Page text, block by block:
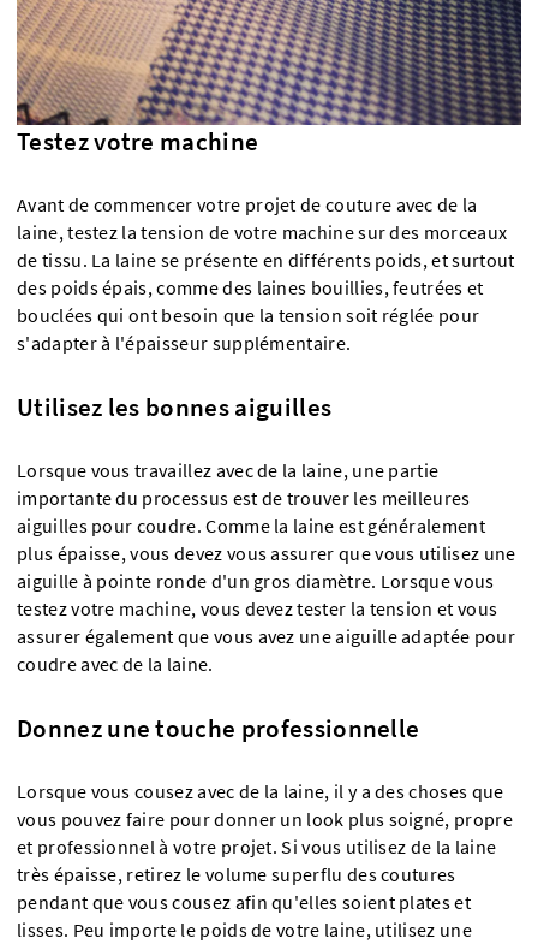
Testez votre machine
Avant de commencer votre projet de couture avec de la
laine, testez la tension de votre machine sur des morceaux
de tissu. La laine se présente en différents poids, et surtout
des poids épais, comme des laines bouillies, feutrées et
bouclées qui ont besoin que la tension soit réglée pour
s'adapter à l'épaisseur supplémentaire.
Utilisez les bonnes aiguilles
Lorsque vous travaillez avec de la laine, une partie
importante du processus est de trouver les meilleures
aiguilles pour coudre. Comme la laine est généralement
plus épaisse, vous devez vous assurer que vous utilisez une
aiguille à pointe ronde d'un gros diamètre. Lorsque vous
testez votre machine, vous devez tester la tension et vous
assurer également que vous avez une aiguille adaptée pour
coudre avec de la laine.
Donnez une touche professionnelle
Lorsque vous cousez avec de la laine, il y a des choses que
vous pouvez faire pour donner un look plus soigné, propre
et professionnel à votre projet. Si vous utilisez de la laine
très épaisse, retirez le volume superflu des coutures
pendant que vous cousez afin qu'elles soient plates et
lisses. Peu importe le poids de votre laine, utilisez une